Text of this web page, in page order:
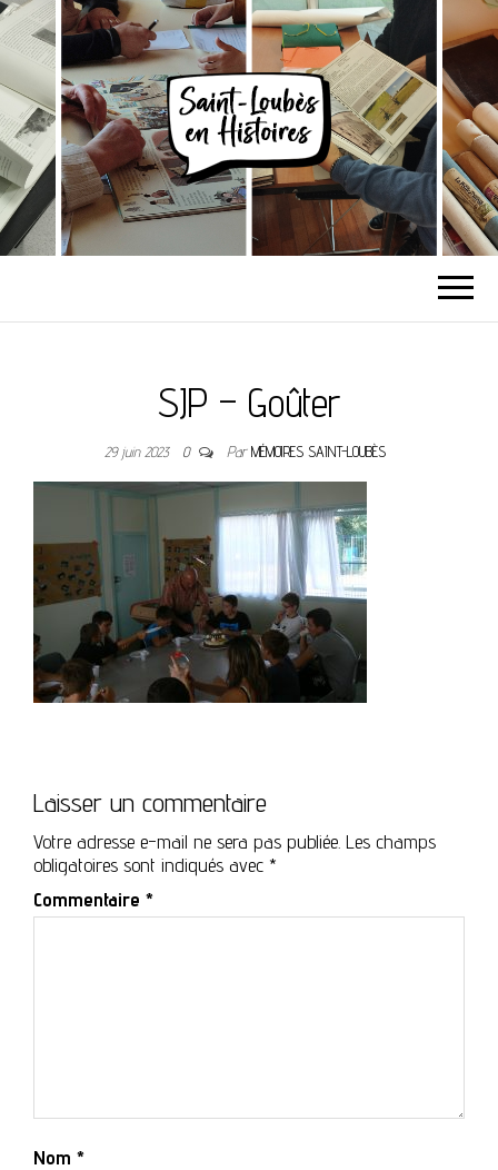
SAINT-LOUBÈS EN
HISTOIRES
SJP – Goûter
29 juin 2023 0 ParMÉMOIRES SAINT-LOUBÈS
Laisser un commentaire
Votre adresse e-mail ne sera pas publiée. Les champs
obligatoires sont indiqués avec *
Commentaire *
Nom *